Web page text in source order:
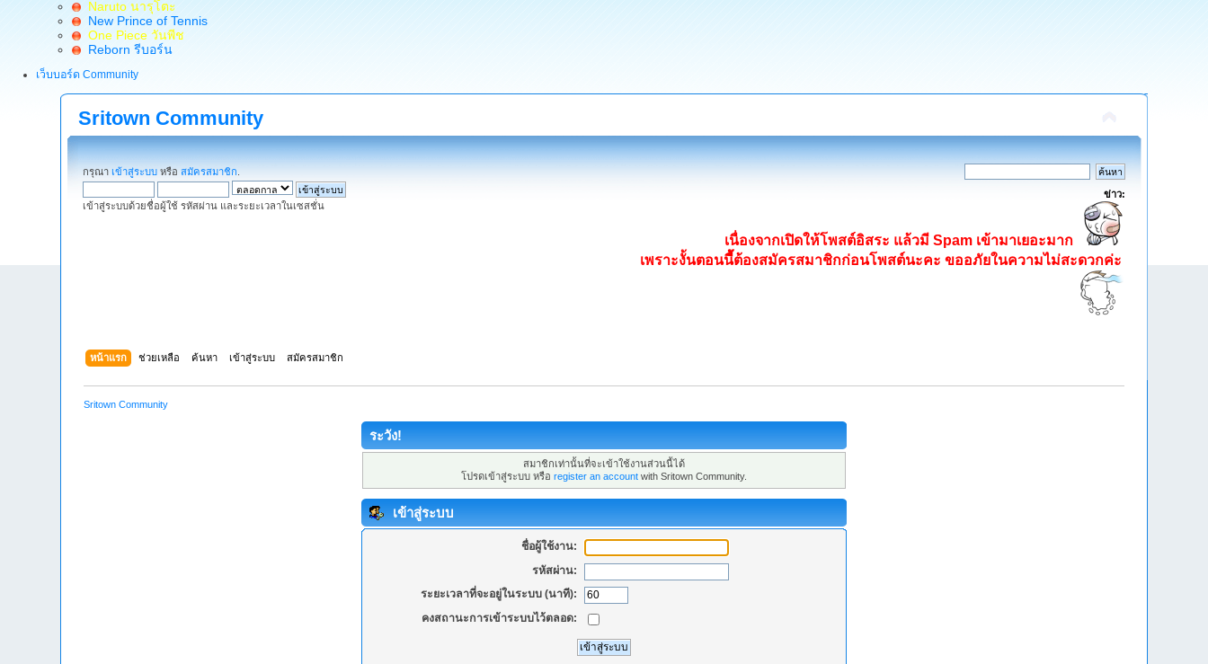
Naruto นารุโตะ
New Prince of Tennis
One Piece วันพีช
Reborn รีบอร์น
เว็บบอร์ด Community
Sritown Community
กรุณา เข้าสู่ระบบ หรือสมัครสมาชิก
เข้าสู่ระบบด้วยชื่อผู้ใช้ รหัสผ่าน และระยะเวลาในเซสชั่น
ข่าว:
เนื่องจากเปิดให้โพสต์อิสระ แล้วมี Spam เข้ามาเยอะมาก
เพราะงั้นตอนนี้ต้องสมัครสมาชิกก่อนโพสต์นะคะ ขออภัยในความไม่สะดวกค่ะ
หน้าแรก ช่วยเหลือ ค้นหา เข้าสู่ระบบ สมัครสมาชิก
Sritown Community
ระวัง!
สมาชิกเท่านั้นที่จะเข้าใช้งานส่วนนี้ได้
โปรดเข้าสู่ระบบ หรือ register an account with Sritown Community.
เข้าสู่ระบบ
ชื่อผู้ใช้งาน:
รหัสผ่าน:
ระยะเวลาที่จะอยู่ในระบบ (นาที):
คงสถานะการเข้าระบบไว้ตลอด: